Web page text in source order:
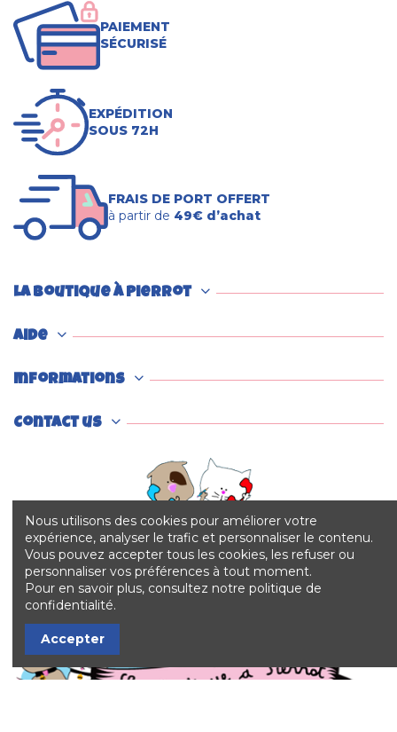
Accouple Martin Sellier
sangle unie
10,80 €
Bobby
chiot "Star" Doxtasy
Nous utilisons des cookies pour améliorer votre
expérience, analyser le trafic et personnaliser le contenu.
Vous pouvez accepter tous les cookies, les refuser ou
personnaliser vos préférences à tout moment.
Pour en savoir plus, consultez notre politique de
confidentialité.
Accepter